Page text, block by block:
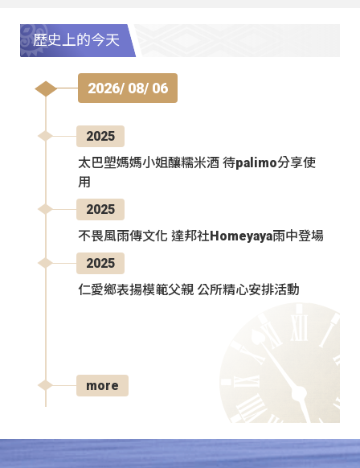
歷史上的今天
2026/ 08/ 06
2025
太巴塱媽媽小姐釀糯米酒 待palimo分享使
用
2025
不畏風雨傳文化 達邦社Homeyaya雨中登場
2025
仁愛鄉表揚模範父親 公所精心安排活動
more